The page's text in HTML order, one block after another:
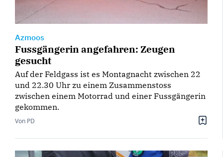
Azmoos
Fussgängerin angefahren: Zeugen
gesucht
Auf der Feldgass ist es Montagnacht zwischen 22
und 22.30 Uhr zu einem Zusammenstoss
zwischen einem Motorrad und einer Fussgängerin
gekommen.
Von PD